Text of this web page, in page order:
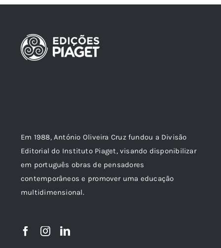
Em 1988, António Oliveira Cruz fundou a Divisão
Editorial do Instituto Piaget, visando disponibilizar
em português obras de pensadores
contemporâneos e promover uma educação
multidimensional.